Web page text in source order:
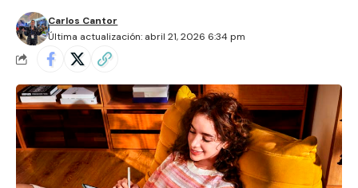
Última actualización: abril 21, 2026 6:34 pm
Carlos Cantor